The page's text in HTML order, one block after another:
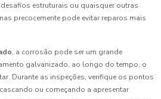
estruturais ou quaisquer outras
precocemente pode evitar reparos mais
, a corrosão pode ser um grande
galvanizado, ao longo do tempo, o
Durante as inspeções, verifique os pontos
ou começando a apresentar